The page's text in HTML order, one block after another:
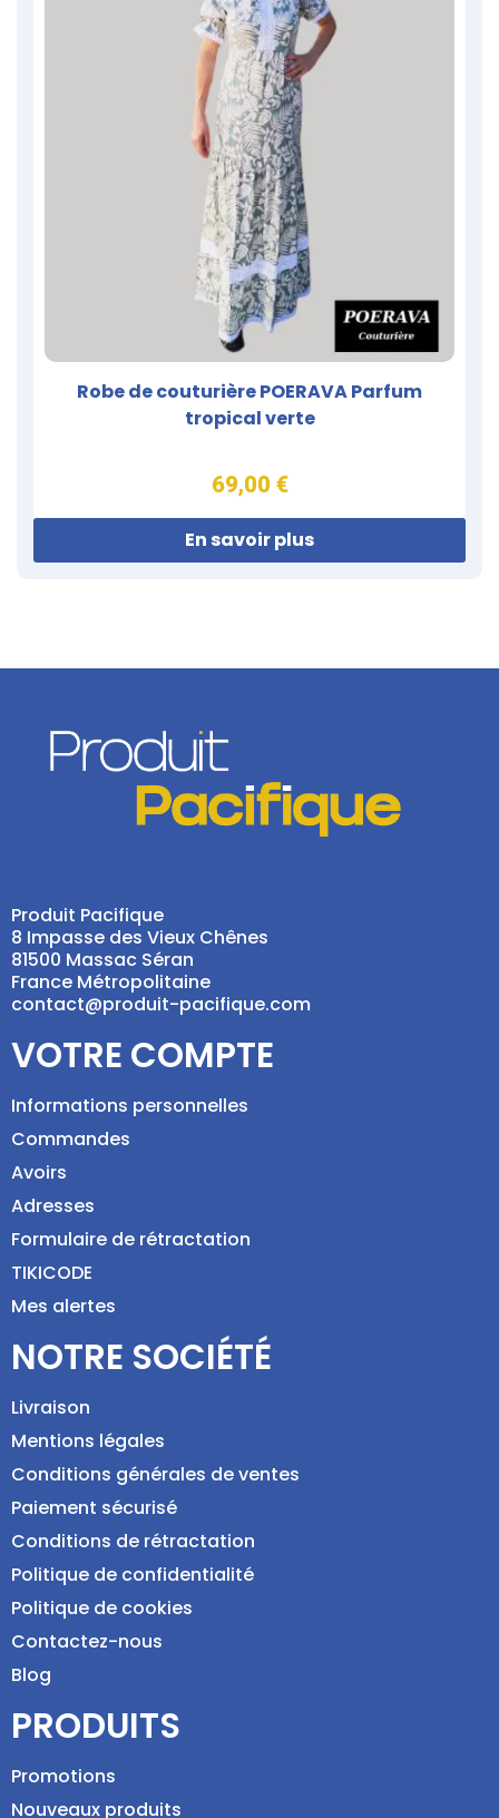
Robe de couturière POERAVA Parfum
tropical verte
69,00 €
En savoir plus
Produit Pacifique
8 Impasse des Vieux Chênes
81500 Massac Séran
France Métropolitaine
contact@produit-pacifique.com
VOTRE COMPTE
Informations personnelles
Commandes
Avoirs
Adresses
Formulaire de rétractation
TIKICODE
Mes alertes
NOTRE SOCIÉTÉ
Livraison
Mentions légales
Conditions générales de ventes
Paiement sécurisé
Conditions de rétractation
Politique de confidentialité
Politique de cookies
Contactez-nous
Blog
PRODUITS
Promotions
Nouveaux produits